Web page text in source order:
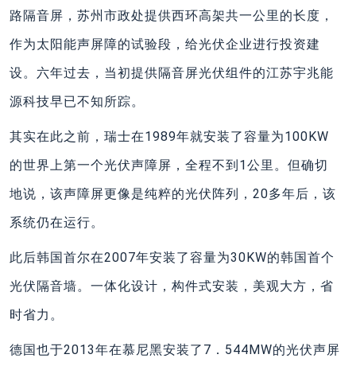
路隔音屏，苏州市政处提供西环高架共一公里的长度，
作为太阳能声屏障的试验段，给光伏企业进行投资建
设。六年过去，当初提供隔音屏光伏组件的江苏宇兆能
源科技早已不知所踪。
其实在此之前，瑞士在1989年就安装了容量为100KW
的世界上第一个光伏声障屏，全程不到1公里。但确切
地说，该声障屏更像是纯粹的光伏阵列，20多年后，该
系统仍在运行。
此后韩国首尔在2007年安装了容量为30KW的韩国首个
光伏隔音墙。一体化设计，构件式安装，美观大方，省
时省力。
德国也于2013年在慕尼黑安装了7．544MW的光伏声屏